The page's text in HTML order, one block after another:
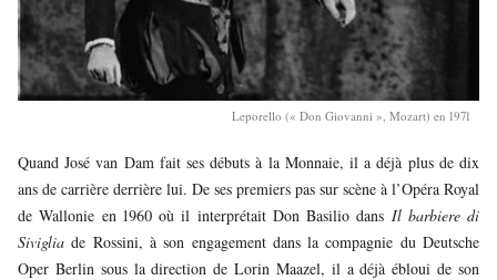
Leporello (« Don Giovanni », Mozart) en 1971
Quand José van Dam fait ses débuts à la Monnaie, il a déjà plus de dix
ans de carrière derrière lui. De ses premiers pas sur scène à l’Opéra Royal
de Wallonie en 1960 où il interprétait Don Basilio dans Il barbiere di
Siviglia de Rossini, à son engagement dans la compagnie du Deutsche
Oper Berlin sous la direction de Lorin Maazel, il a déjà ébloui de son